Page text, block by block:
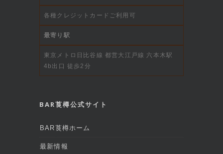
各種クレジットカードご利用可
最寄り駅
東京メトロ日比谷線 都営大江戸線 六本木駅
4b出口 徒歩2分
BAR莨樽公式サイト
BAR莨樽ホーム
最新情報